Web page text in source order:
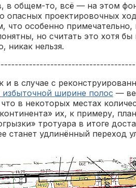
в общем-то, всё — на этом
опасных проектировочных
особенно
но считать это хотя
никак нельзя.
в случае с
ширине полос —
в некоторых местах
их, к примеру,
тротуара в итоге
станет удлинённый переход